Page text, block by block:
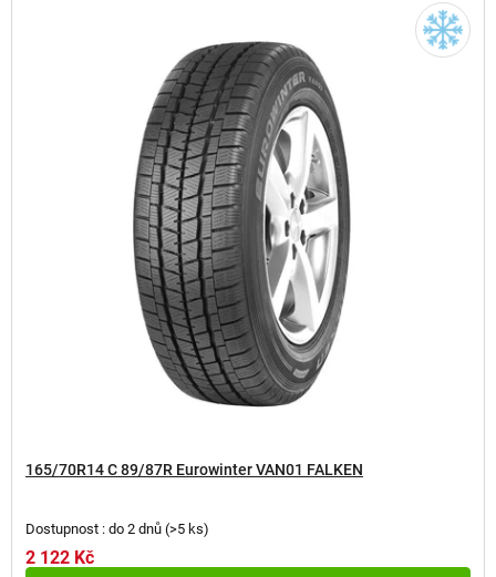
165/70R14 C 89/87R Eurowinter VAN01 FALKEN
Dostupnost : do 2 dnů (>5 ks)
2 122 Kč